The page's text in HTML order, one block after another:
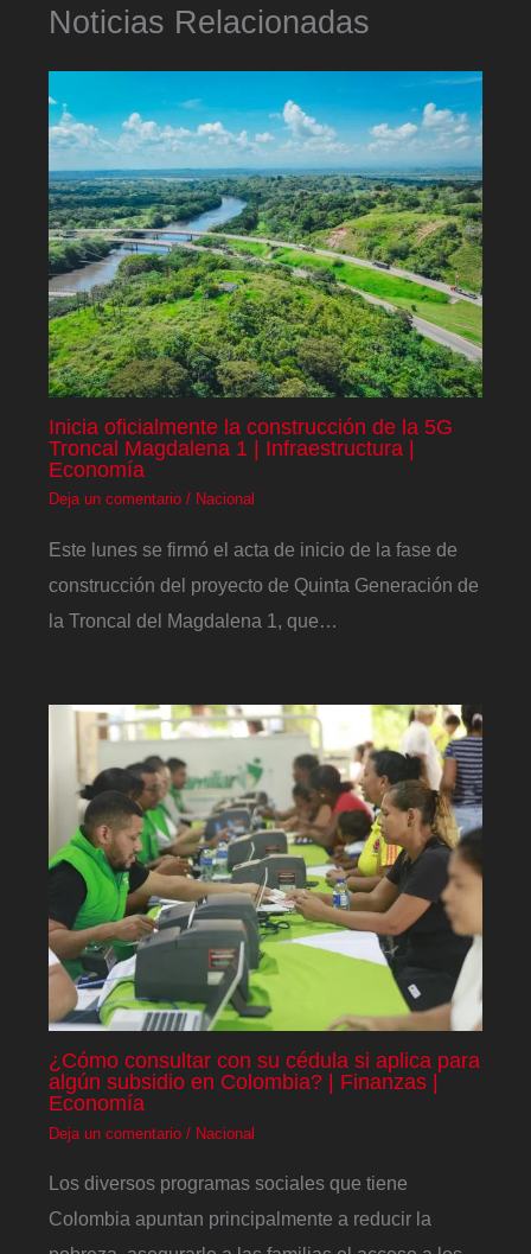
Noticias Relacionadas
Inicia oficialmente la construcción de la 5G
Troncal Magdalena 1 | Infraestructura |
Economía
Deja un comentario / Nacional
Este lunes se firmó el acta de inicio de la fase de
construcción del proyecto de Quinta Generación de
la Troncal del Magdalena 1, que…
¿Cómo consultar con su cédula si aplica para
algún subsidio en Colombia? | Finanzas |
Economía
Deja un comentario / Nacional
Los diversos programas sociales que tiene
Colombia apuntan principalmente a reducir la